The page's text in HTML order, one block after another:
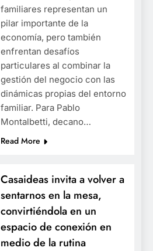
familiares representan un
pilar importante de la
economía, pero también
enfrentan desafíos
particulares al combinar la
gestión del negocio con las
dinámicas propias del entorno
familiar. Para Pablo
Montalbetti, decano…
Read More
Casaideas invita a volver a
sentarnos en la mesa,
convirtiéndola en un
espacio de conexión en
medio de la rutina